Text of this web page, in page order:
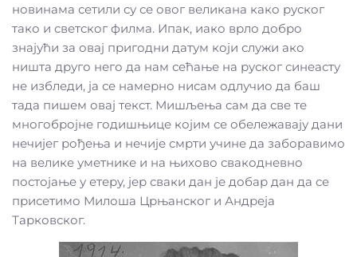
новинама сетили су се овог великана како руског
тако и светског филма. Ипак, иако врло добро
знајући за овај пригодни датум који служи ако
ништа друго него да нам сећање на руског синеасту
не избледи, ја се намерно нисам одлучио да баш
тада пишем овај текст. Мишљења сам да све те
многобројне годишњице којим се обележавају дани
нечијег рођења и нечије смрти учине да заборавимо
на велике уметнике и на њихово свакодневно
постојање у етеру, јер сваки дан је добар дан да се
присетимо Милоша Црњанског и Андреја
Тарковског.